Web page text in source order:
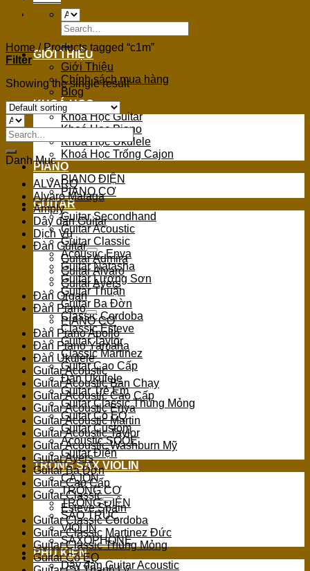
Search
for:
GIỚI THIỆU
Giới Thiệu
Chính sách mua hàng
Blog
KHOÁ HỌC
Khoá Học Guitar
Khoá Học Piano
Khoá Học Ukulele
Khoá Học Trống Cajon
PIANO
PIANO ĐIỆN
PIANO CƠ
GUITAR
Guitar Secondhand
Guitar Acoustic
Guitar Classic
Acoustic Enya
Guitar Natasha
Guitar Lương Sơn
Guitar Thuận
Guitar Ba Đờn
Classic Cordoba
Classic Esteve
Guitar Taylor
Classic Martinez
Guitar Cao Cấp
Đàn Ukulele
Guitar Trẻ Em
Guitar Classic Thùng Mỏng
Guitar Có EQ
Guitar Custom
Acoustic SQOE
Guitar Điện
TRỐNG SAX VIOLIN
CAJON
TRỐNG CƠ
TRỐNG ĐIỆN
SÁO TRÚC
VIOLIN
SAXOPHONE
PHỤ KIỆN
Dây đàn Guitar Acoustic
c1m
Home /Products tagged “c1m”
Filter
Showing the single result
Search
for:
Danh Mục
ALVARO
Alvaro Malaga
Amply
Dây đàn Guitar
Dịch Vụ
Đàn Guitar
Guitar Admira
Guitar Alvaro
Guitar Ayers
Đàn Organ
Đàn Piano
PIANO CƠ
Đàn Piano Apollo
Đàn Piano Yamaha
Đàn Ukulele
Guitar Acoustic
Guitar Acoustic Bán Chạy
Guitar Acoustic Cao Cấp
Guitar Acoustic Enya
Guitar Acoustic Martin
Guitar Acoustic Taylor
Guitar Acoustic Washburn Mỹ
Guitar Ayers
Guitar Ba Đờn
Guitar Cao Cấp
Guitar Classic
Esteve Spain
Guitar Classic Cordoba
Guitar Classic Martinez Đức
Guitar Classic Thùng Mỏng
Guitar Có EQ